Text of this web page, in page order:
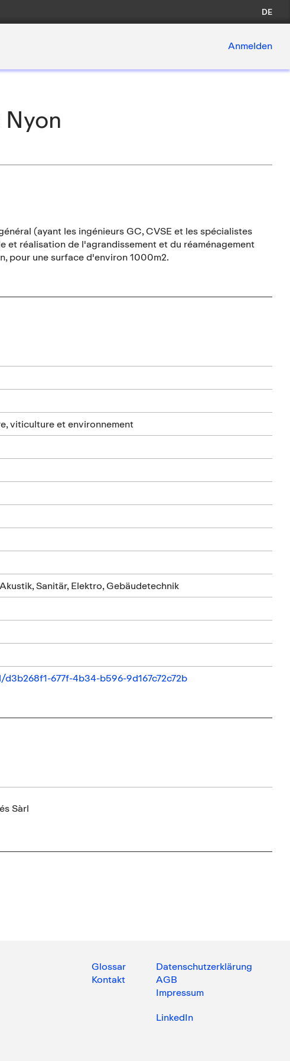
DE
Anmelden
(ayant les ingénieurs GC, CVSE et les spécialistes
réalisation de l'agrandissement et du réaménagement
pour une surface d'environ 1000m2.
viticulture et environnement
Sanitär, Elektro, Gebäudetechnik
677f-4b34-b596-9d167c72c72b
Sàrl
Glossar
Kontakt
Datenschutzerklärung
AGB
Impressum
LinkedIn